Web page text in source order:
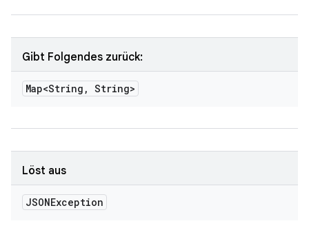
Gibt Folgendes zurück:
Map<String , String>
Löst aus
JSONException